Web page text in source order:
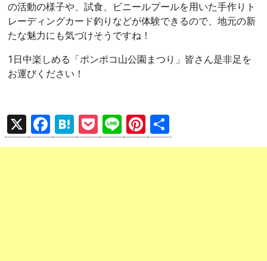
の活動の様子や、試食、ビニールプールを用いた手作りト
レーディングカード釣りなどが体験できるので、地元の新
たな魅力にも気づけそうですね！
1日中楽しめる「ポンポコ山公園まつり」皆さん是非足を
お運びください！
X
F
a
H
at
P
o
Li
n
Pi
nt 有